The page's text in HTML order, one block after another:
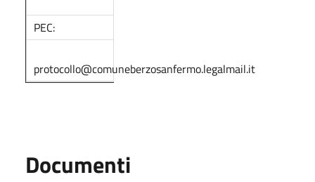
PEC:
protocollo@comuneberzosanfermo.legalmail.it
Documenti